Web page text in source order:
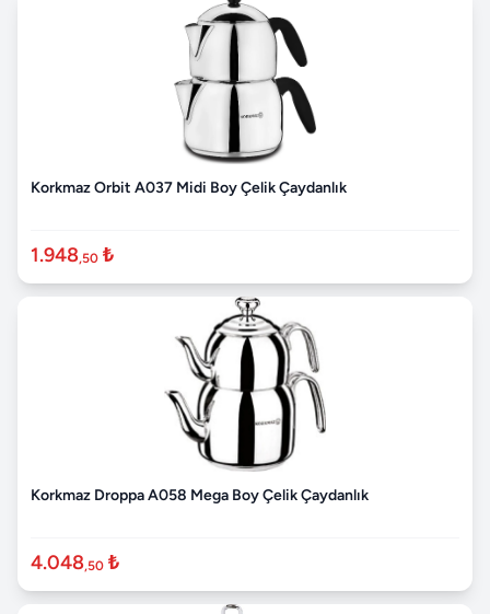
Korkmaz Orbit A037 Midi Boy Çelik Çaydanlık
1.948,50 ₺
Korkmaz Droppa A058 Mega Boy Çelik Çaydanlık
4.048,50 ₺